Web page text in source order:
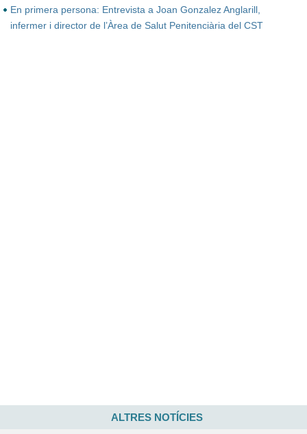
En primera persona: Entrevista a Joan Gonzalez Anglarill,
infermer i director de l’Àrea de Salut Penitenciària del CST
ALTRES NOTÍCIES